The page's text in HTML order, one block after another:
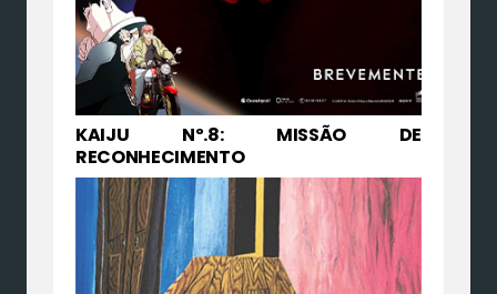
KAIJU Nº.8: MISSÃO DE
RECONHECIMENTO